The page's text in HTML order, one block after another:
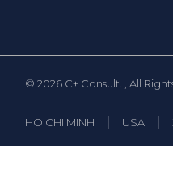
© 2026 C+ Consult. , All
HO CHI MINH USA